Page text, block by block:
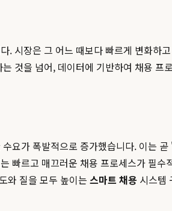
시장은 그 어느 때보다 빠르게 변화하
것을 넘어, 데이터에 기반하여 채용
요가 폭발적으로 증가했습니다. 이는
빠르고 매끄러운 채용 프로세스가 필
와 질을 모두 높이는 스마트 채용 시스템